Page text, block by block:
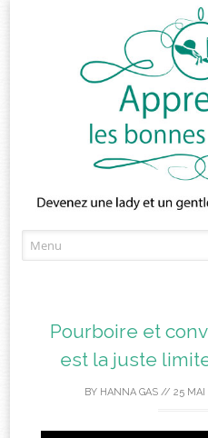
Pourboire et
est la juste
BY HANNA GAS// 25 MAI